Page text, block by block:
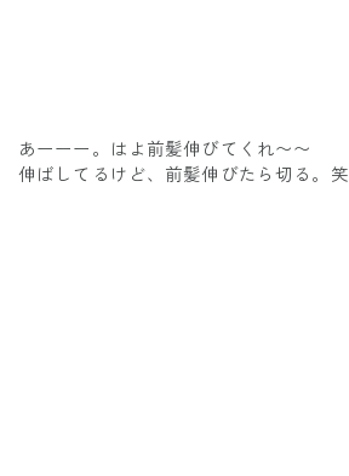
あーーー。はよ前髪伸びてくれ〜〜
伸ばしてるけど、前髪伸びたら切る。笑